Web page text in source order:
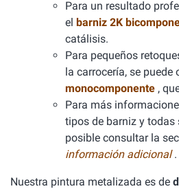
Para un resultado
el barniz 2K
catálisis.
Para pequeños
la carrocería, se puede
monocomponente ,
Para más
tipos de barniz y todas
posible consultar la
información adicional.
Nuestra pintura metalizada es de